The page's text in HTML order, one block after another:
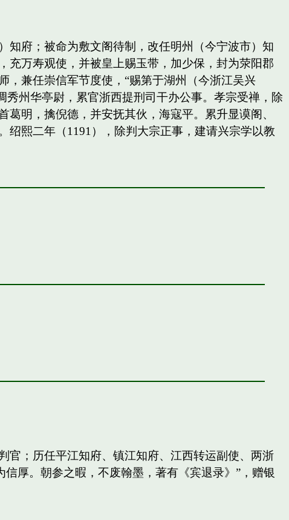
知府；被命为敷文阁待制，改任明州（今宁波市）知
充万寿观使，并被皇上赐玉带，加少保，封为荥阳郡
，兼任崇信军节度使，“赐第于湖州（今浙江吴兴
州华亭尉，累官浙西提刑司干办公事。孝宗受禅，除
明，擒倪德，并安抚其伙，海寇平。累升显谟阁、
熙二年（1191），除判大宗正事，建请兴宗学以教
官；历任平江知府、镇江知府、江西转运副使、两浙
厚。朝参之暇，不废翰墨，著有《宾退录》”，赠银